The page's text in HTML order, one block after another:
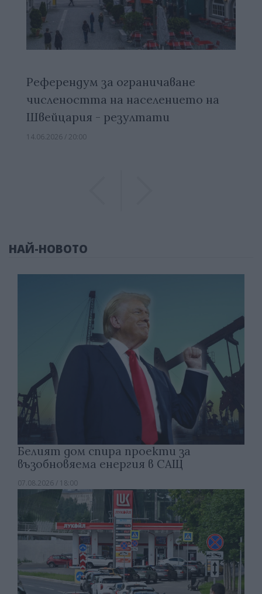
Референдум за ограничаване
числеността на населението на
Швейцария - резултати
14.06.2026 / 20:00
НАЙ-НОВОТО
Белият дом спира проекти за
възобновяема енергия в САЩ
07.08.2026 / 18:00